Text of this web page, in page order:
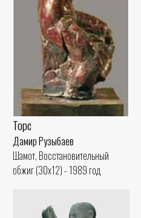
Торс
Дамир Рузыбаев
Шамот, Восстановительный
обжиг (30x12) - 1989 год